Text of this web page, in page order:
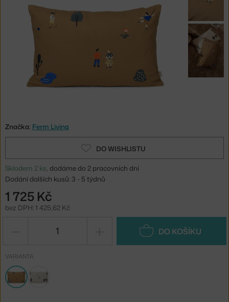
Značka: Ferm Living
DO WISHLISTU
Skladem 2 ks, dodáme do 2 pracovních dní
Dodání dalších kusů: 3 - 5 týdnů
1 725 Kč
bez DPH: 1 425,62 Kč
DO KOŠÍKU
VARIANTA